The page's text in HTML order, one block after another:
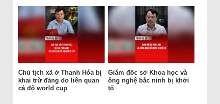
Chủ tịch xã ở Thanh Hóa bị
khai trừ đảng do liên quan
cá độ world cup
Giám đốc sở Khoa học và
ông nghệ bắc ninh bị khởi
tố